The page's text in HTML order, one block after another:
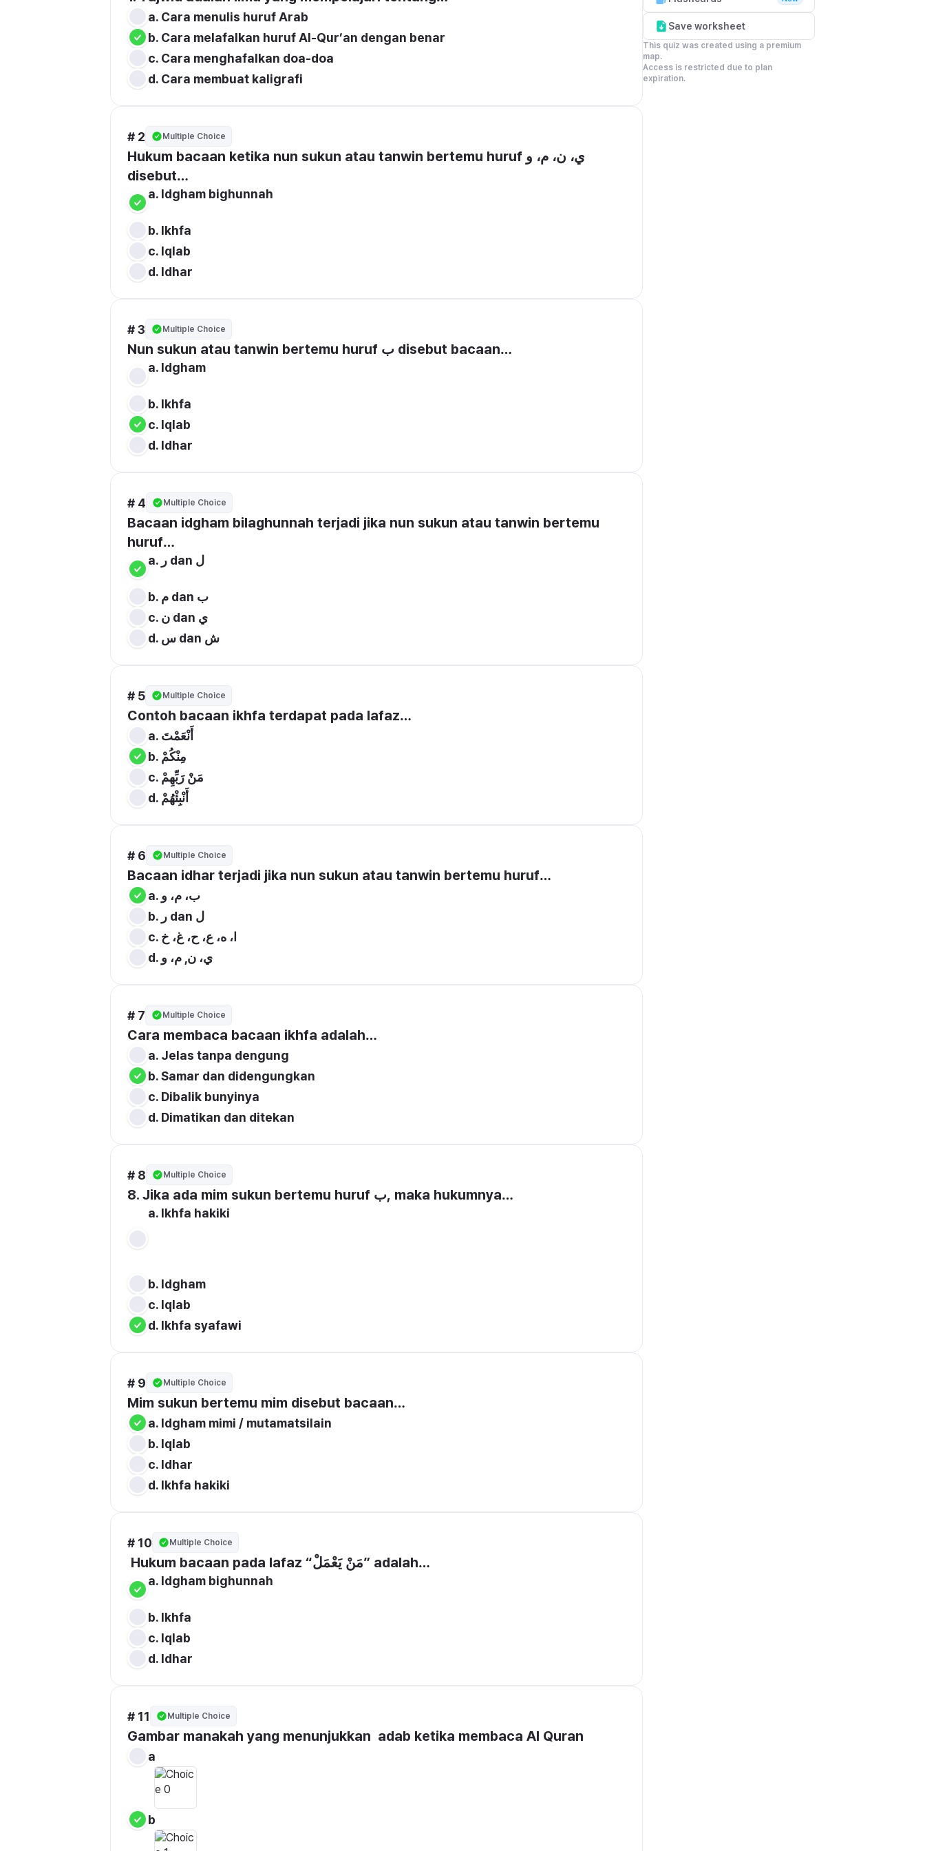
b. Cara melafalkan huruf Al-Qur’an dengan benar
c. Cara menghafalkan doa-doa
# 2 Multiple Choice
Hukum bacaan ketika nun sukun atau tanwin bertemu huruf ي، ن، م، و
disebut…
a. Idgham bighunnah
b. Ikhfa
c. Iqlab
d. Idhar
# 3 Multiple Choice
Nun sukun atau tanwin bertemu huruf ب disebut bacaan…
a. Idgham
b. Ikhfa
c. Iqlab
d. Idhar
# 4 Multiple Choice
Bacaan idgham bilaghunnah terjadi jika nun sukun atau tanwin bertemu
huruf…
a. ر dan ل
b. م dan ب
c. ن dan ي
d. س dan ش
# 5 Multiple Choice
Contoh bacaan ikhfa terdapat pada lafaz…
c. مَنْ رَبِّهِمْ
d. أَنْبِئْهُمْ
# 6 Multiple Choice
Bacaan idhar terjadi jika nun sukun atau tanwin bertemu huruf…
b. ر dan ل
d. ي، ن, م، و
# 7 Multiple Choice
Cara membaca bacaan ikhfa adalah…
b. Samar dan didengungkan
c. Dibalik bunyinya
d. Dimatikan dan ditekan
# 8 Multiple Choice
8. Jika ada mim sukun bertemu huruf ب, maka hukumnya…
a. Ikhfa hakiki
b. Idgham
c. Iqlab
d. Ikhfa syafawi
# 9 Multiple Choice
Mim sukun bertemu mim disebut bacaan…
b. Iqlab
c. Idhar
d. Ikhfa hakiki
# 10 Multiple Choice
Hukum bacaan pada lafaz “مَنْ يَعْمَلْ” adalah…
a. Idgham bighunnah
d. Idhar
# 11 Multiple Choice
Gambar manakah yang menunjukkan  adab ketika membaca Al Quran
a
b
Save worksheet
This quiz was created using a premium
map.
Access is restricted due to plan
expiration.